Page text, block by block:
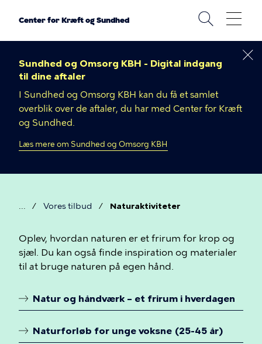
Center for Kræft og Sundhed
Sundhed og Omsorg KBH - Digital indgang
til dine aftaler
I Sundhed og Omsorg KBH kan du få et samlet
overblik over de aftaler, du har med Center for Kræft
og Sundhed.
Læs mere om Sundhed og Omsorg KBH
Vores tilbud Naturaktiviteter
Naturaktiviteter
Oplev, hvordan naturen er et frirum for krop og
sjæl. Du kan også finde inspiration og materialer
til at bruge naturen på egen hånd.
Natur og håndværk – et frirum i hverdagen
Naturforløb for unge voksne (25-45 år)